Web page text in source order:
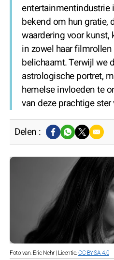
entertainmentindustrie
bekend om hun gratie,
waardering voor
in zowel haar
belichaamt. Terwijl we
astrologische portret,
hemelse invloeden te
van deze prachtige
Delen :
Foto van: Eric Nehr | Licentie:CC BY-SA 4.0